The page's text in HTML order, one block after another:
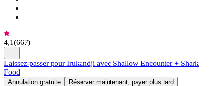
4,1(667)
Laissez-passer pour Irukandji avec Shallow Encounter + Shark
Food
Annulation gratuite Réserver maintenant, payer plus tard